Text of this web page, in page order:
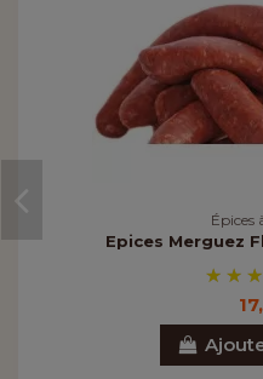
Épices
Epices Merguez